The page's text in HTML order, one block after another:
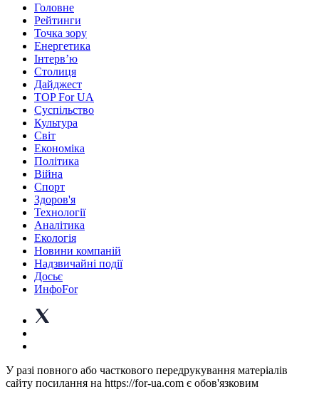
Головне
Рейтинги
Точка зору
Енергетика
Інтерв’ю
Столиця
Дайджест
TOP For UA
Суспiльство
Культура
Світ
Економіка
Політика
Війна
Спорт
Здоров'я
Технології
Аналітика
Екологія
Новини компаній
Надзвичайні події
Досьє
ИнфоFor
У разі повного або часткового передрукування матеріалів
сайту посилання на https://for-ua.com є обов'язковим